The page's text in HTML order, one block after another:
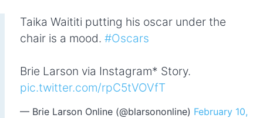
Taika Waititi putting his oscar under the
chair is a mood. #Oscars
Brie Larson via Instagram* Story.
pic.twitter.com/rpC5tVOVfT
— Brie Larson Online (@blarsononline) February 10,